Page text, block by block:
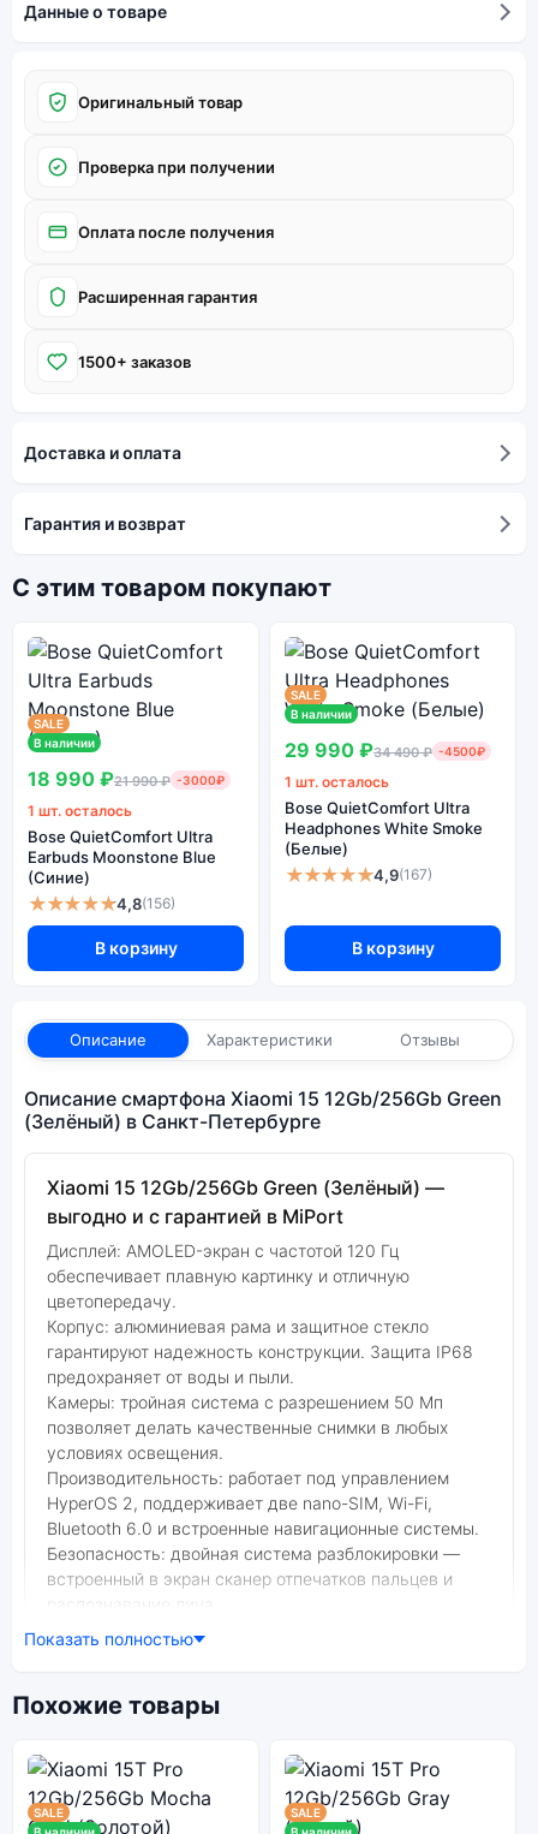
Данные о товаре
Оригинальный товар
Проверка при получении
Оплата после получения
Расширенная гарантия
1500+ заказов
Доставка и оплата
Гарантия и возврат
С этим товаром покупают
SALE
В наличии
18 990 ₽21 990 ₽ -3000₽
1 шт. осталось
Bose QuietComfort Ultra
Earbuds Moonstone Blue
(Синие)
★★★★★4,8(156)
В корзину
SALE
В наличии
29 990 ₽34 490 ₽ -4500₽
1 шт. осталось
Bose QuietComfort Ultra
Headphones White Smoke
(Белые)
★★★★★4,9(167)
В корзину
Описание Характеристики Отзывы
Описание смартфона Xiaomi 15 12Gb/256Gb Green
(Зелёный) в Санкт-Петербурге
Xiaomi 15 12Gb/256Gb Green (Зелёный) —
выгодно и с гарантией в MiPort
Дисплей: AMOLED-экран с частотой 120 Гц
обеспечивает плавную картинку и отличную
цветопередачу.
Корпус: алюминиевая рама и защитное стекло
гарантируют надежность конструкции. Защита IP68
предохраняет от воды и пыли.
Камеры: тройная система с разрешением 50 Мп
позволяет делать качественные снимки в любых
условиях освещения.
Производительность: работает под управлением
HyperOS 2, поддерживает две nano-SIM, Wi-Fi,
Bluetooth 6.0 и встроенные навигационные системы.
Безопасность: двойная система разблокировки —
встроенный в экран сканер отпечатков пальцев и
В нашем интернет-магазине вы можете купить
(Зелёный) по выгодной цене. Стоимость смартфона
Xiaomi 15 зависит от выбранной модификации.
смартфон Xiaomi 15 12Gb/256Gb Green (Зелёный) —
Показать полностью
Похожие товары
SALE
В наличии
SALE
В наличии